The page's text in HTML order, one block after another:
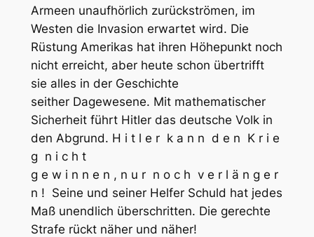
Armeen unaufhörlich zurückströmen, im
Westen die Invasion erwartet wird. Die
Rüstung Amerikas hat ihren Höhepunkt noch
nicht erreicht, aber heute schon übertrifft
sie alles in der Geschichte
seither Dagewesene. Mit mathematischer
Sicherheit führt Hitler das deutsche Volk in
den Abgrund. H i t l e r k a n n d e n K r i e
g n i c h t
g e w i n n e n , n u r n o c h v e r l ä n g e r
n ! Seine und seiner Helfer Schuld hat jedes
Maß unendlich überschritten. Die gerechte
Strafe rückt näher und näher!